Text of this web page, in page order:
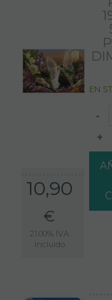
10,90
€
21.00% IVA
incluido
EN
-
+